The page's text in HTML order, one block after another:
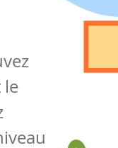
le